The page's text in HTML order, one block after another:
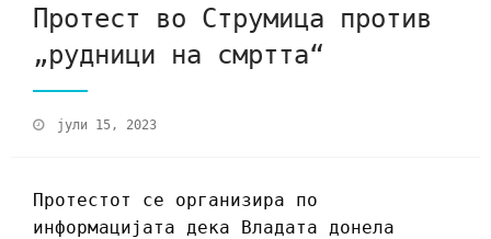
Протест во Струмица против
„рудници на смртта“
јули 15, 2023
Протестот се организира по
информацијата дека Владата донела